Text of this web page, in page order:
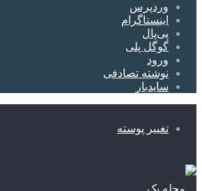
وردپرس
اینستاگرام
پی‌پال
گوگل پلی
ورود
نوشته تصادفی
سایدبار
تغییر پوسته